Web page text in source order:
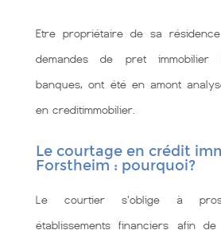
Etre propriétaire de sa
demandes de pret
banques, ont été en amont
en creditimmobilier.
Le courtage en crédit
Forstheim : pourquoi?
Le courtier s'oblige à
établissements financiers afin